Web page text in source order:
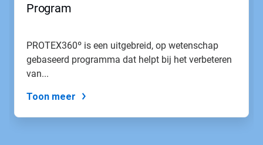
Program
PROTEX360º is een uitgebreid, op wetenschap
gebaseerd programma dat helpt bij het verbeteren
van...
Toon meer